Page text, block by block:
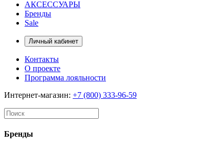
АКСЕССУАРЫ
Бренды
Sale
Личный кабинет
Контакты
О проекте
Программа лояльности
Интернет-магазин: +7 (800) 333-96-59
Бренды